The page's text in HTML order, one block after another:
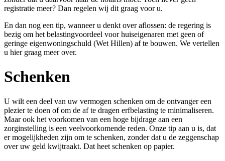
registratie meer? Dan regelen wij dit graag voor u.
En dan nog een tip, wanneer u denkt over aflossen: de regering is
bezig om het belastingvoordeel voor huiseigenaren met geen of
geringe eigenwoningschuld (Wet Hillen) af te bouwen. We vertellen
u hier graag meer over.
Schenken
U wilt een deel van uw vermogen schenken om de ontvanger een
plezier te doen of om de af te dragen erfbelasting te minimaliseren.
Maar ook het voorkomen van een hoge bijdrage aan een
zorginstelling is een veelvoorkomende reden. Onze tip aan u is, dat
er mogelijkheden zijn om te schenken, zonder dat u de zeggenschap
over uw geld kwijtraakt. Dat heet schenken op papier.